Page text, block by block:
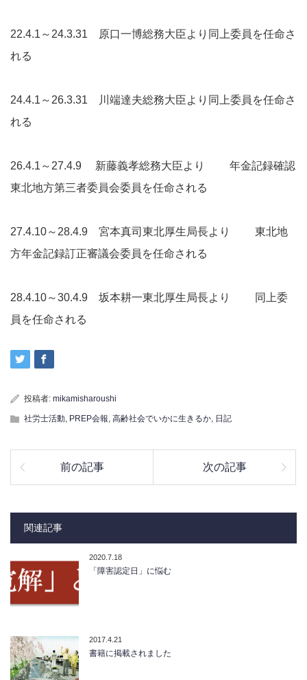
22.4.1～24.3.31 原口一博総務大臣より同上委員を任命さ
れる
24.4.1～26.3.31 川端達夫総務大臣より同上委員を任命さ
れる
26.4.1～27.4.9 新藤義孝総務大臣より 年金記録確認
東北地方第三者委員会委員を任命される
27.4.10～28.4.9 宮本真司東北厚生局長より 東北地
方年金記録訂正審議会委員を任命される
28.4.10～30.4.9 坂本耕一東北厚生局長より 同上委
員を任命される
投稿者: mikamisharoushi
社労士活動, PREP会報, 高齢社会でいかに生きるか, 日記
前の記事 次の記事
関連記事
2020.7.18
「障害認定日」に悩む
2017.4.21
書籍に掲載されました